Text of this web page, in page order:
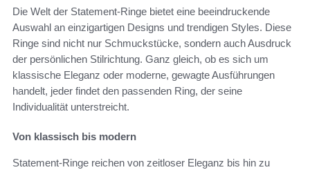
Die Welt der Statement-Ringe bietet eine beeindruckende
Auswahl an einzigartigen Designs und trendigen Styles. Diese
Ringe sind nicht nur Schmuckstücke, sondern auch Ausdruck
der persönlichen Stilrichtung. Ganz gleich, ob es sich um
klassische Eleganz oder moderne, gewagte Ausführungen
handelt, jeder findet den passenden Ring, der seine
Individualität unterstreicht.
Von klassisch bis modern
Statement-Ringe reichen von zeitloser Eleganz bis hin zu